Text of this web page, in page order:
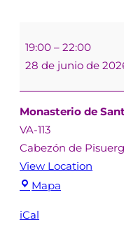
19:00 – 22:00
28 de junio de
Monasterio de
VA-113
Cabezón de
View Location
Mapa
iCal